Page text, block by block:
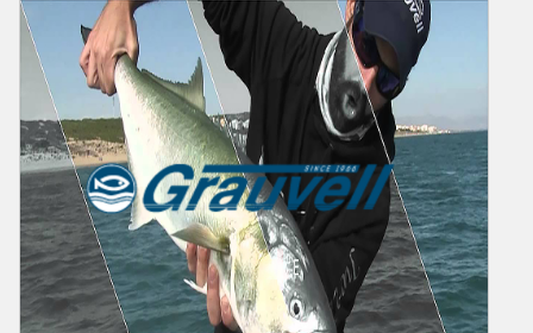
CAMMİNARE
Camminare Polonya Markası Olup Avrupa Patentine Sahip Bir
Üründür.Yüksek Eva Teknoloji ile üretilen Botlarımız -30,-50 ve -70
Derece Soğuğa Karşı Koruyan Modellerimiz Bulunmaktadır.En Çok
Tercih Nedeni Çok Hafif ,Sağlam ve Ergonomik Olmasıdır.Her Yaşa ve
Ortama Uygun Modellerimizi Sitemizden İnceleyebilirsiniz...
Ürünler Video